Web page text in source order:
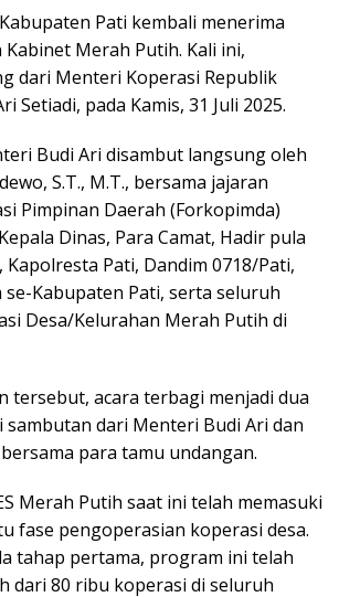
Pati kembali menerima
Merah Putih. Kali ini,
dari Menteri Koperasi Republik
Setiadi, pada Kamis, 31 Juli 2025.
Budi Ari disambut langsung oleh
S.T., M.T., bersama jajaran
Pimpinan Daerah (Forkopimda)
Dinas, Para Camat, Hadir pula
Kapolresta Pati, Dandim 0718/Pati,
se-Kabupaten Pati, serta seluruh
Desa/Kelurahan Merah Putih di
tersebut, acara terbagi menjadi dua
sambutan dari Menteri Budi Ari dan
para tamu undangan.
Merah Putih saat ini telah memasuki
fase pengoperasian koperasi desa.
tahap pertama, program ini telah
dari 80 ribu koperasi di seluruh